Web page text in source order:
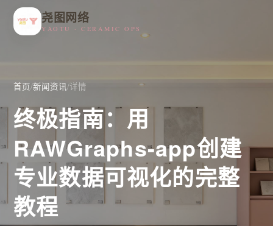
尧图网络
YAOTU · CERAMIC OPS
首页/新闻资讯/详情
终极指南：用
RAWGraphs-app创建
专业数据可视化的完整
教程